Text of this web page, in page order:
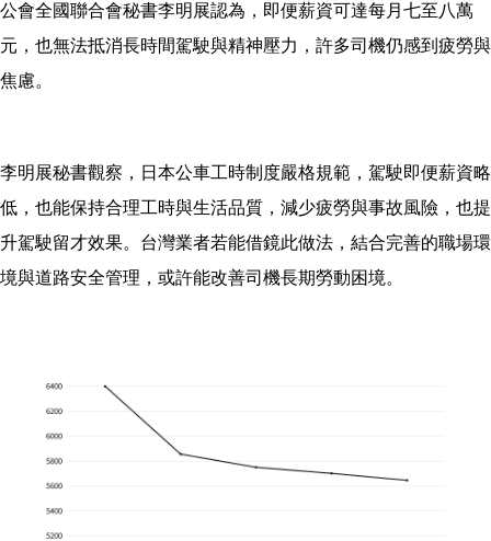
公會全國聯合會秘書李明展認為，即便薪資可達每月七至八萬
元，也無法抵消長時間駕駛與精神壓力，許多司機仍感到疲勞與
焦慮。
李明展秘書觀察，日本公車工時制度嚴格規範，駕駛即便薪資略
低，也能保持合理工時與生活品質，減少疲勞與事故風險，也提
升駕駛留才效果。台灣業者若能借鏡此做法，結合完善的職場環
境與道路安全管理，或許能改善司機長期勞動困境。